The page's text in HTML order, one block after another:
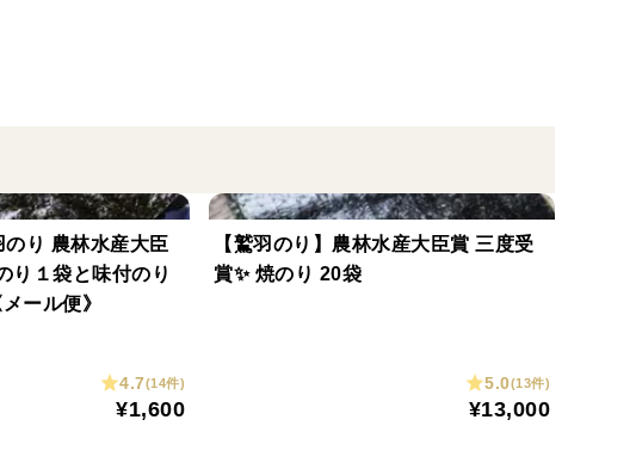
スさせて頂きます。
！！
のり 農林水産大臣
り１袋と味付のり
ール便》
4.7(14件)
¥1,600
【鷲羽のり】農林水産大臣賞 三度受
賞✨ 焼のり 20袋
5.0(13件)
¥13,000